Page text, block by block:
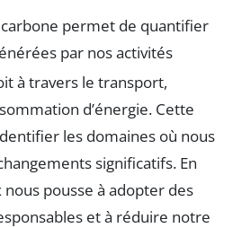
permet de quantifier
par nos activités
à travers le transport,
d’énergie. Cette
les domaines où nous
significatifs. En
pousse à adopter des
et à réduire notre